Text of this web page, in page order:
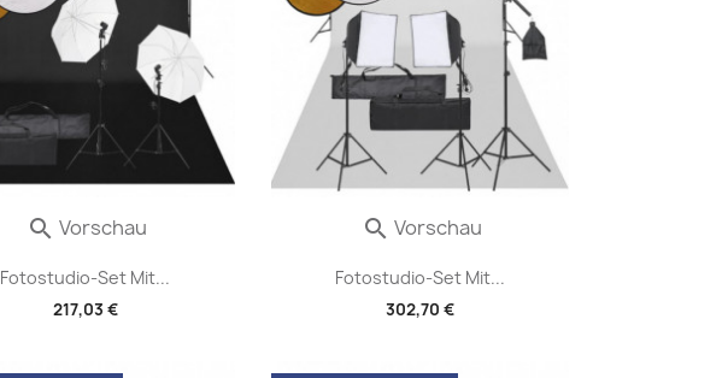
Fotostudio-Set Mit...
217,03 €
 Vorschau
Fotostudio-Set Mit...
302,70 €
 Vorschau